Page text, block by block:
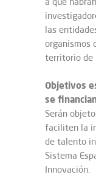
las
organismos
territorio de
Objetivos
se
Serán
faciliten la
de talento
Sistema
Innovación.